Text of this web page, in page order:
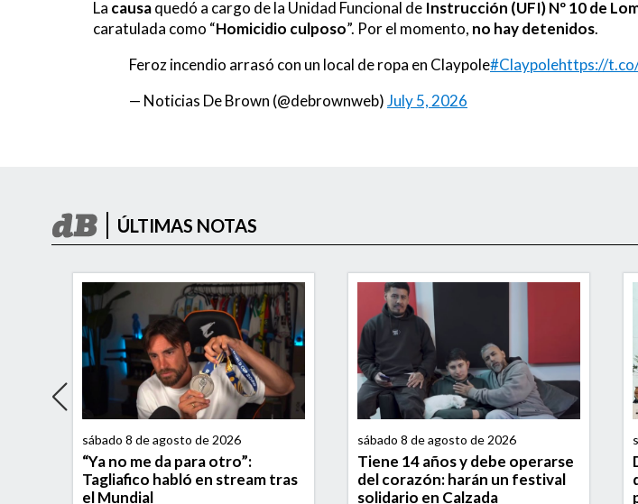
La causaquedó a cargo de la Unidad Funcional de Instrucción (UFI) Nº 10de
caratulada como “Homicidio culposo”. Por el momento, no hay detenidos.
Feroz incendio arrasó con un local de ropa en Claypole#Claypolehttps://
— Noticias De Brown (@debrownweb)July 5, 2026
ÚLTIMAS NOTAS
sábado 8 de agosto de 2026
“Ya no me da para otro”:
Tagliafico habló en stream tras
el Mundial
sábado 8 de agosto de 2026
Tiene 14 años y debe operarse
del corazón: harán un festival
solidario en Calzada